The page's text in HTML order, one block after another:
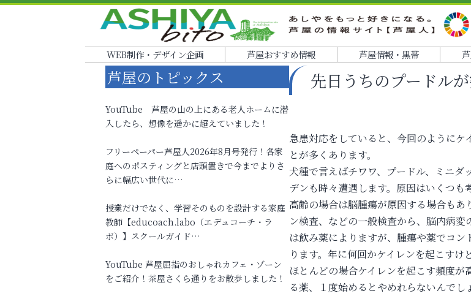
WEB制作・デザイン企画 芦屋おすすめ情報 芦屋情報・黒帯
先日うちのプードル
急患対応をしていると、今回のように
とが多くあります。
犬種で言えばチワワ、プードル、ミニ
デンも時々遭遇します。原因はいくつも
高齢の場合は脳腫瘍が原因する場合も
ン検査、などの一般検査から、脳内病
は飲み薬によりますが、腫瘍や薬でコ
ります。年に何回かケイレンを起こすけ
ほとんどの場合ケイレンを起こす頻度
る薬、１度始めるとやめれらないんでし
芦屋のトピックス
YouTube 芦屋の山の上にある老人ホームに潜
入したら、想像を遥かに超えていました！
フリーペーパー芦屋人2026年8月号発行！各家
庭へのポスティングと店頭置きで今までよりさ
らに幅広い世代に…
授業だけでなく、学習そのものを設計する家庭
教師【educoach.labo（エデュコーチ・ラ
ボ）】スクールガイド…
YouTube 芦屋屈指のおしゃれカフェ・ゾーン
をご紹介！茶屋さくら通りをお散歩しました！